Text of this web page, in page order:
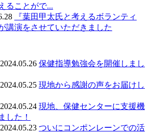
ることがで...
『葉田甲太氏と考えるボランティ
講演をさせていただきました
2024.05.26 保健指導勉強会を開催しまし
2024.05.25 現地から感謝の声をお届けし
2024.05.24 現地、保健センターに支援機
した！
2024.05.23 ついにコンポンレーンでの活